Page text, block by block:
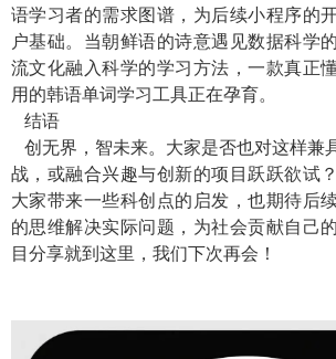
语学习者的需求图谱，为后续小程序的
户基础。当朝鲜语的诗意遇见数据科学
流文化融入科学的学习方法，一款真正
用的韩语单词学习工具正在孕育。
结语
创无界，智未来。大家是否也对这样兼
战，或融合兴趣与创新的项目跃跃欲试
大家带来一些科创点的启发，也期待后
的思维解决实际问题，为社会贡献自己
目分享就到这里，我们下次再会！